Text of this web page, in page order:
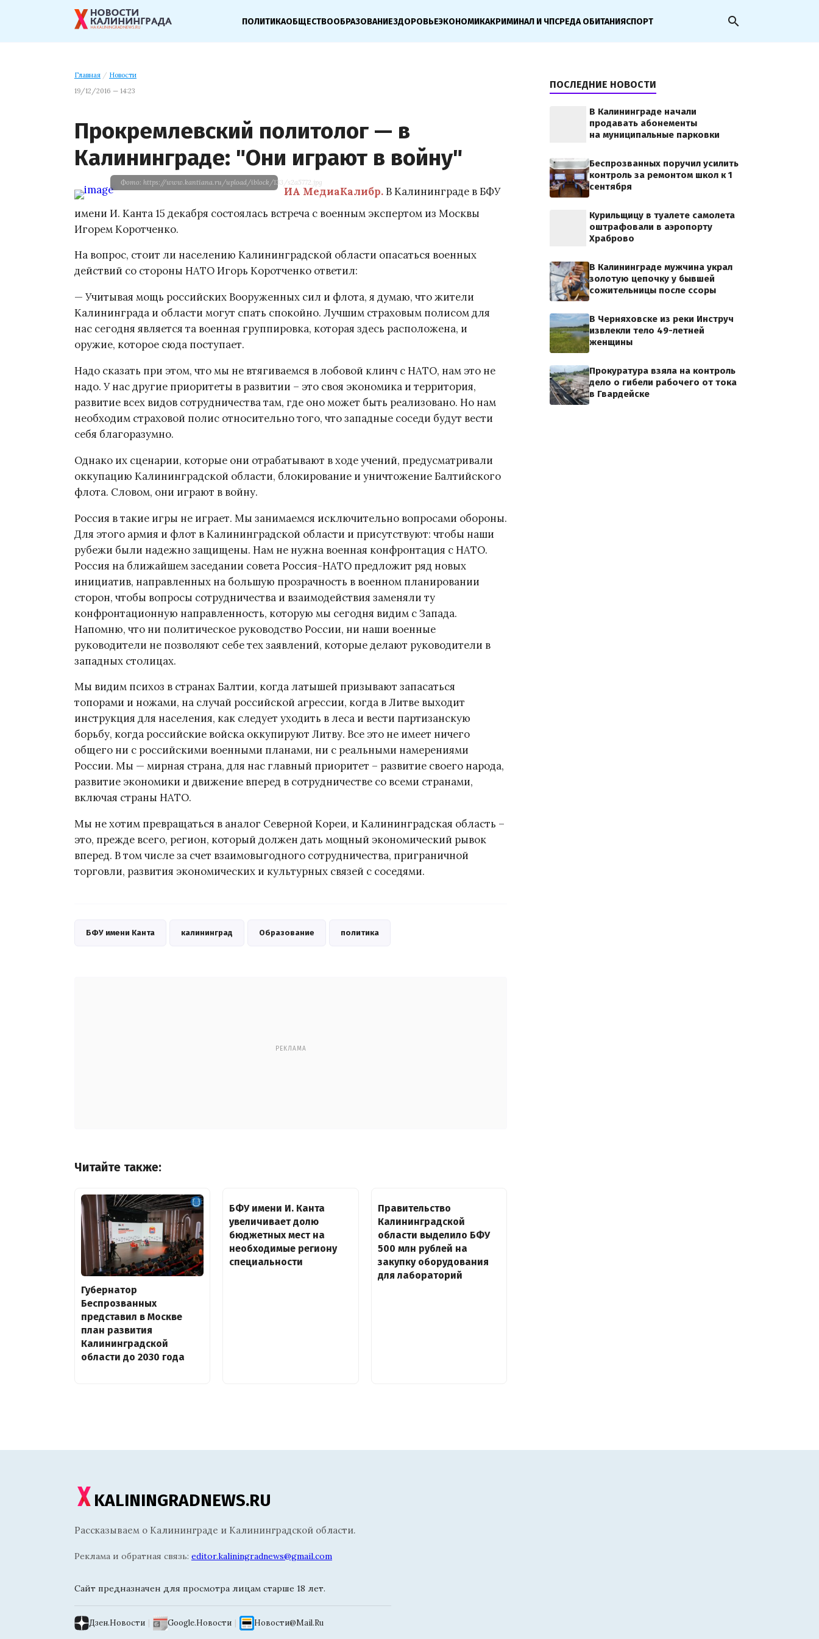
ПОЛИТИКАОБЩЕСТВООБРАЗОВАНИЕЗДОРОВЬЕЭКОНОМИКАКРИМИНАЛ И ЧПСРЕДА ОБИТАНИЯСПОРТ search
Главная / Новости
19/12/2016 — 14:23
Прокремлевский политолог — в
Калининграде: "Они играют в войну"
Фото: https://www.kantiana.ru/upload/iblock/133/s2a5772.jpg
ИА МедиаКалибр.В Калининграде в БФУ
имени И. Канта 15 декабря состоялась встреча с военным экспертом из Москвы
Игорем Коротченко.
На вопрос, стоит ли населению Калининградской области опасаться военных
действий со стороны НАТО Игорь Коротченко ответил:
— Учитывая мощь российских Вооруженных сил и флота, я думаю, что жители
Калининграда и области могут спать спокойно. Лучшим страховым полисом для
нас сегодня является та военная группировка, которая здесь расположена, и
оружие, которое сюда поступает.
Надо сказать при этом, что мы не втягиваемся в лобовой клинч с НАТО, нам это не
надо. У нас другие приоритеты в развитии – это своя экономика и территория,
развитие всех видов сотрудничества там, где оно может быть реализовано. Но нам
необходим страховой полис относительно того, что западные соседи будут вести
себя благоразумно.
Однако их сценарии, которые они отрабатывают в ходе учений, предусматривали
оккупацию Калининградской области, блокирование и уничтожение Балтийского
флота. Словом, они играют в войну.
Россия в такие игры не играет. Мы занимаемся исключительно вопросами обороны.
Для этого армия и флот в Калининградской области и присутствуют: чтобы наши
рубежи были надежно защищены. Нам не нужна военная конфронтация с НАТО.
Россия на ближайшем заседании совета Россия-НАТО предложит ряд новых
инициатив, направленных на большую прозрачность в военном планировании
сторон, чтобы вопросы сотрудничества и взаимодействия заменяли ту
конфронтационную направленность, которую мы сегодня видим с Запада.
Напомню, что ни политическое руководство России, ни наши военные
руководители не позволяют себе тех заявлений, которые делают руководители в
западных столицах.
Мы видим психоз в странах Балтии, когда латышей призывают запасаться
топорами и ножами, на случай российской агрессии, когда в Литве выходит
инструкция для населения, как следует уходить в леса и вести партизанскую
борьбу, когда российские войска оккупируют Литву. Все это не имеет ничего
общего ни с российскими военными планами, ни с реальными намерениями
России. Мы — мирная страна, для нас главный приоритет – развитие своего народа,
развитие экономики и движение вперед в сотрудничестве со всеми странами,
включая страны НАТО.
Мы не хотим превращаться в аналог Северной Кореи, и Калининградская область –
это, прежде всего, регион, который должен дать мощный экономический рывок
вперед. В том числе за счет взаимовыгодного сотрудничества, приграничной
торговли, развития экономических и культурных связей с соседями.
БФУ имени Канта калининград Образование политика
РЕКЛАМА
Читайте также:
Губернатор
Беспрозванных
представил в Москве
план развития
Калининградской
области до 2030 года
БФУ имени И. Канта
увеличивает долю
бюджетных мест на
необходимые региону
специальности
Правительство
Калининградской
области выделило БФУ
500 млн рублей на
закупку оборудования
для лабораторий
ПОСЛЕДНИЕ НОВОСТИ
В Калининграде начали
продавать абонементы
на муниципальные парковки
Беспрозванных поручил усилить
контроль за ремонтом школ к 1
сентября
Курильщицу в туалете самолета
оштрафовали в аэропорту
Храброво
В Калининграде мужчина украл
золотую цепочку у бывшей
сожительницы после ссоры
В Черняховске из реки Инструч
извлекли тело 49-летней
женщины
Прокуратура взяла на контроль
дело о гибели рабочего от тока
в Гвардейске
KALININGRADNEWS.RU
Рассказываем о Калининграде и Калининградской области.
Реклама и обратная связь: editor.kaliningradnews@gmail.com
Сайт предназначен для просмотра лицам старше 18 лет.
Дзен.Новости | Google.Новости | Новости@Mail.Ru